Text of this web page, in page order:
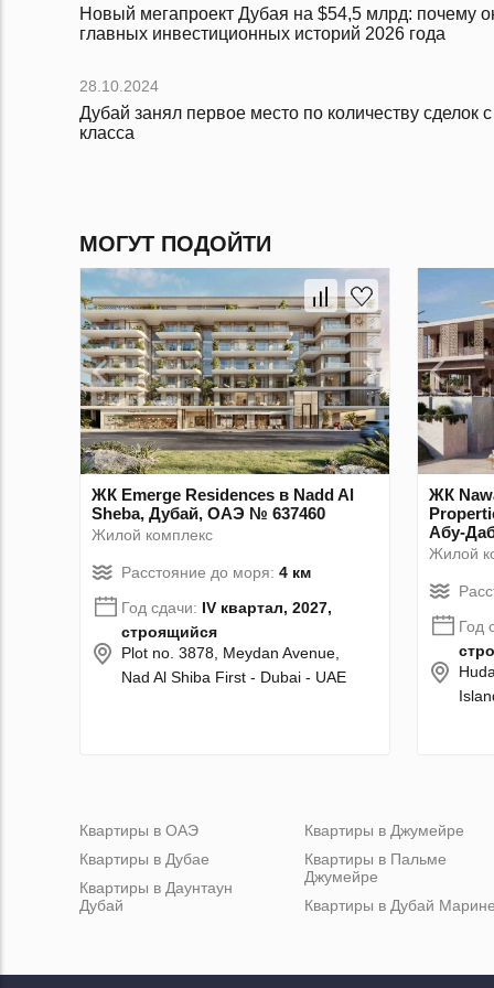
Новый мегапроект Дубая на $54,5 млрд: почему
главных инвестиционных историй 2026 года
28.10.2024
Дубай занял первое место по количеству сделок
класса
МОГУТ ПОДОЙТИ
ЖК Emerge Residences в Nadd Al
Sheba, Дубай, ОАЭ № 637460
Жилой комплекс
Расстояние до моря: 4 км
Год сдачи: IV квартал, 2027,
строящийся
Plot no. 3878, Meydan Avenue,
Nad Al Shiba First - Dubai - UAE
ЖК
Абу-
Жилой
Год
Квартиры в ОАЭ
Квартиры в Дубае
Квартиры в Даунтаун
Дубай
Квартиры в Джумейре
Квартиры в Пальме
Джумейре
Квартиры в Дубай